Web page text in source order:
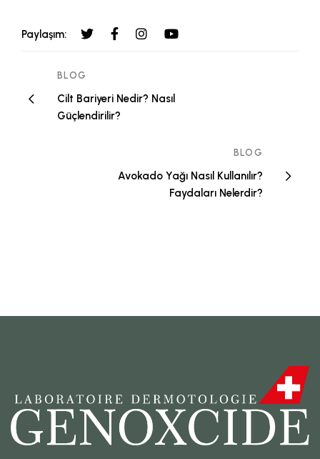
Paylaşım:
BLOG
Cilt Bariyeri Nedir? Nasıl
Güçlendirilir?
BLOG
Avokado Yağı Nasıl Kullanılır?
Faydaları Nelerdir?